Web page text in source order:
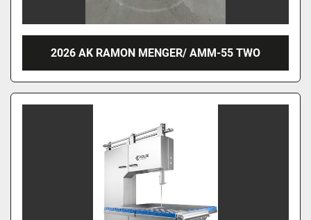
2026 AK RAMON MENGER/ AMM-55 TWO